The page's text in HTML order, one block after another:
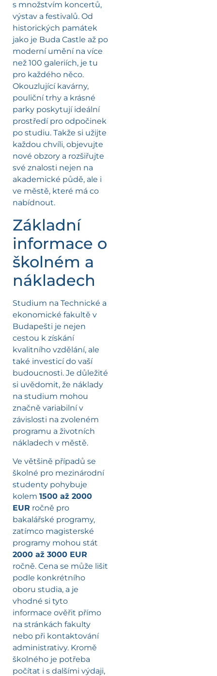
s množstvím koncertů,
výstav a festivalů. Od
historických památek
jako je Buda Castle až po
moderní umění na více
než 100 galeriích, je tu
pro každého něco.
Okouzlující kavárny,
pouliční trhy a krásné
parky poskytují ideální
prostředí pro odpočinek
po studiu. Takže si užijte
každou chvíli, objevujte
nové obzory a rozšiřujte
své znalosti nejen na
akademické půdě, ale i
ve městě, které má co
nabídnout.
Základní
informace o
školném a
nákladech
Studium na Technické a
ekonomické fakultě v
Budapešti je nejen
cestou k získání
kvalitního vzdělání, ale
také investicí do vaší
budoucnosti. Je důležité
si uvědomit, že náklady
na studium mohou
značně variabilní v
závislosti na zvoleném
programu a životních
nákladech v městě.
Ve většině případů se
školné pro mezinárodní
studenty pohybuje
kolem 1500 až 2000
EUR ročně pro
bakalářské programy,
zatímco magisterské
programy mohou stát
2000 až 3000 EUR
ročně. Cena se může lišit
podle konkrétního
oboru studia, a je
vhodné si tyto
informace ověřit přímo
na stránkách fakulty
nebo při kontaktování
administrativy. Kromě
školného je potřeba
počítat i s dalšími výdaji,